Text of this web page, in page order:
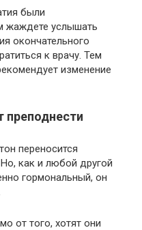
были
жаждете услышать
окончательного
к врачу. Тем
изменение
переносится
как и любой другой
гормональный, он
от того, хотят они